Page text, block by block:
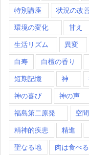
特別講座 状況の改
環境の変化 甘え
生活リズム 異変
白寿 白檀の香り
短期記憶 神
神の喜び 神の声
福島第二原発 空間
精神的疾患 精進
聖なる地 肉は食べ